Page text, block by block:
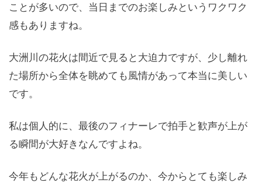
ことが多いので、当日までのお楽しみというワクワク
感もありますね。
大洲川の花火は間近で見ると大迫力ですが、少し離れ
た場所から全体を眺めても風情があって本当に美しい
です。
私は個人的に、最後のフィナーレで拍手と歓声が上が
る瞬間が大好きなんですよね。
今年もどんな花火が上がるのか、今からとても楽しみ